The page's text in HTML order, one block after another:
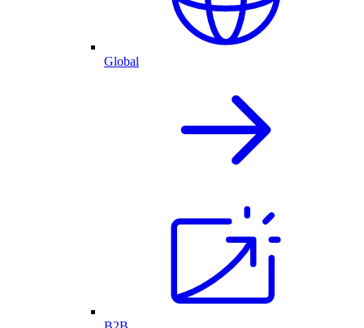
Global